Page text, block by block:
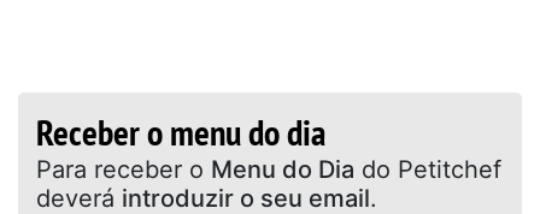
Receber o menu do dia
Para receber o Menu do Dia do Petitchef
deverá introduzir o seu email.